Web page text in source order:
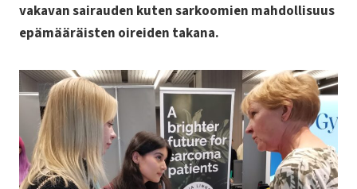
vakavan sairauden kuten sarkoomien mahdollisuus
epämääräisten oireiden takana.